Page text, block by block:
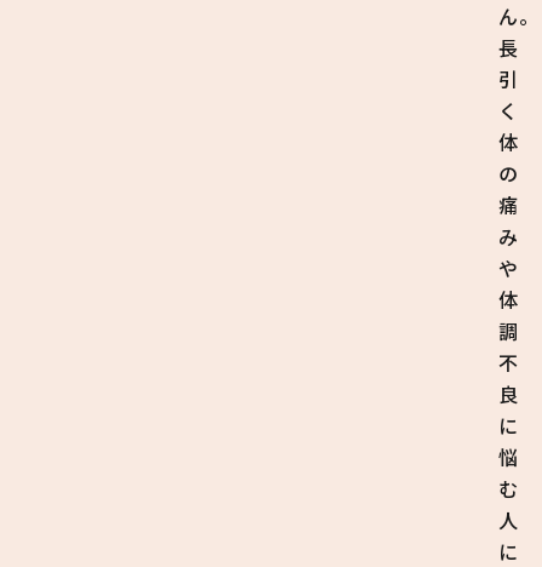
ん。
長
引
く
体
の
痛
み
や
体
調
不
良
に
悩
む
人
に